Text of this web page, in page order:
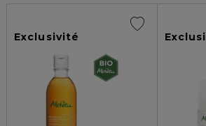
Exclusivité